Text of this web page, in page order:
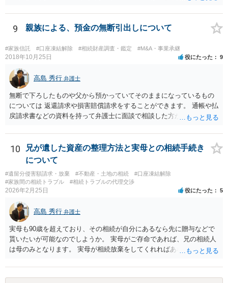
ています。 やはり、成人した子のことまでごちゃごちゃ考えず、自分
の事だけ考えるべきなのでしょうか ・・・お子さんの事をまで含め良
と親子関係を結びたいと思っているが、名字は変えたくない・・・養
子縁組の必要があり 氏も変更することになります。 しかし 彼は成人
しているとは言え、自分の子と私の連れ子、全て平等にしたいと希
望。もちろん私もそうできればと思います。 ・・・婚姻前の契約 あ
るいは 遺言書などで その意思を実現する方法はあります。 弁護
士に相談してみてください。
9 親族による、預金の無断引出しについて
#家族信託 #口座凍結解除 #相続財産調査・鑑定 #M&A・事業承継
2018年10月25日 役にたった 9
高島 秀行 弁護士
無断で下ろしたものや父から預かっていてそのままになっているもの
については 返還請求や損害賠償請求をすることができます。 通帳や払
戻請求書などの資料を持って弁護士に面談で相談した方がよいと思い
10
兄が遺した資産の整理方法と実母との相続手続き
について
#遺留分侵害額請求・放棄 #不動産・土地の相続
#口座凍結解除
#家族間の相続トラブル
#相続トラブルの代理交渉
2026年2月25日 役にたった 5
高島 秀行 弁護士
実母も90歳を超えており、その相続が自分にあるなら先に贈与などで
貰いたいが可能なのでしようか。 実母がご存命であれば、兄の相続人
は母のみとなります。 実母が相続放棄をしてくれればあなた方兄弟及
ないと思います。